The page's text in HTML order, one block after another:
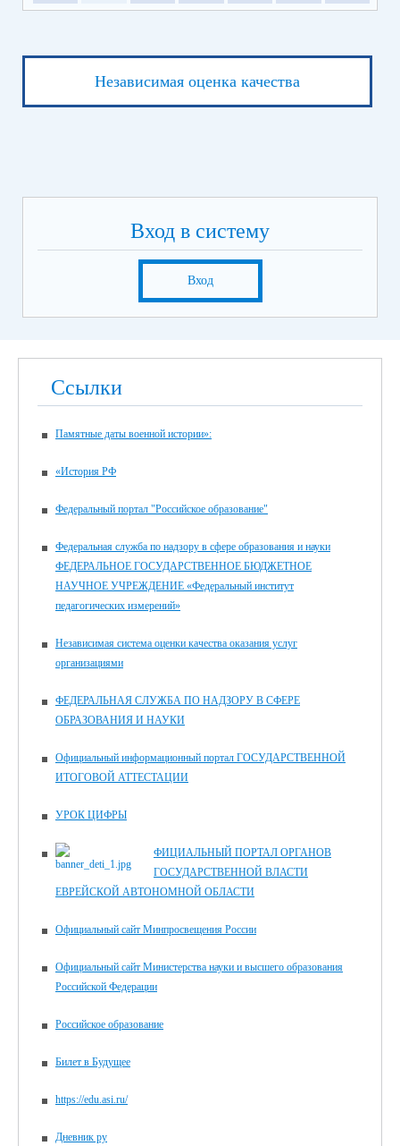
Независимая оценка качества
Вход в систему
Вход
Ссылки
Памятные даты военной истории»:
«История РФ
Федеральный портал "Российское образование"
Федеральная служба по надзору в сфере образования и науки
ФЕДЕРАЛЬНОЕ ГОСУДАРСТВЕННОЕ БЮДЖЕТНОЕ
НАУЧНОЕ УЧРЕЖДЕНИЕ «Федеральный институт
педагогических измерений»
Независимая система оценки качества оказания услуг
организациями
ФЕДЕРАЛЬНАЯ СЛУЖБА ПО НАДЗОРУ В СФЕРЕ
ОБРАЗОВАНИЯ И НАУКИ
Официальный информационный портал ГОСУДАРСТВЕННОЙ
ИТОГОВОЙ АТТЕСТАЦИИ
УРОК ЦИФРЫ
ФИЦИАЛЬНЫЙ ПОРТАЛ ОРГАНОВ
ГОСУДАРСТВЕННОЙ ВЛАСТИ
ЕВРЕЙСКОЙ АВТОНОМНОЙ ОБЛАСТИ
Официальный сайт Минпросвещения России
Официальный сайт Министерства науки и высшего образования
Российской Федерации
Российское образование
Билет в Будущее
https://edu.asi.ru/
Дневник ру